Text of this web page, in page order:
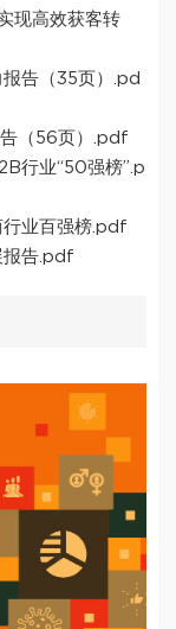
现高效获客转
告（35页）.pd
（56页）.pdf
行业“50强榜”.p
行业百强榜.pdf
报告.pdf